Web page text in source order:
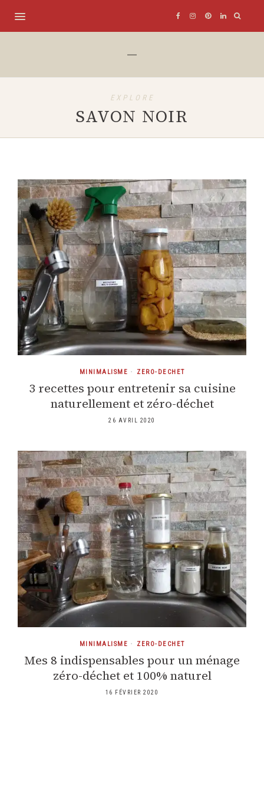
EXPLORE
SAVON NOIR
MINIMALISME • ZERO-DECHET
3 recettes pour entretenir sa cuisine
naturellement et zéro-déchet
26 AVRIL 2020
MINIMALISME • ZERO-DECHET
Mes 8 indispensables pour un ménage
zéro-déchet et 100% naturel
16 FÉVRIER 2020